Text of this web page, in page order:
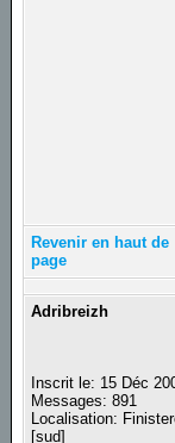
Revenir en haut de
page
Adribreizh
Inscrit le: 15 Déc
Messages: 891
Localisation:
[sud]